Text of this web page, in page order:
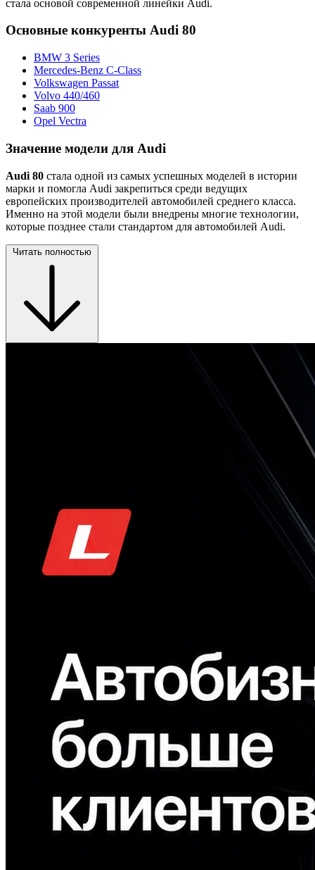
стала основой современной линейки Audi.
Основные конкуренты Audi 80
BMW 3 Series
Mercedes-Benz C-Class
Volkswagen Passat
Volvo 440/460
Saab 900
Opel Vectra
Значение модели для Audi
Audi 80 стала одной из самых успешных моделей в истории
марки и помогла Audi закрепиться среди ведущих
европейских производителей автомобилей среднего класса.
Именно на этой модели были внедрены многие технологии,
которые позднее стали стандартом для автомобилей Audi.
Читать полностью